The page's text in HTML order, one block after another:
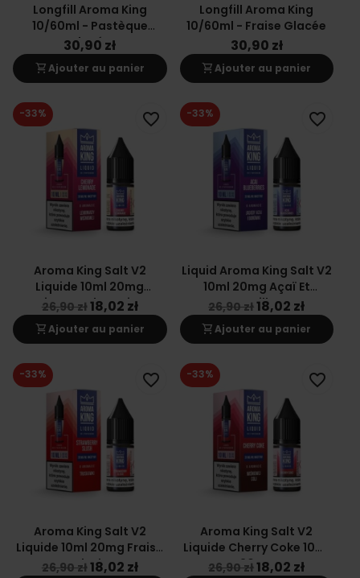
Longfill Aroma King
10/60ml - Pastèque
Glacée
30,90 zł
shopping_cartAjouter au panier
Longfill Aroma King
10/60ml - Fraise Glacée
30,90 zł
shopping_cartAjouter au panier
Aroma King Salt V2
Liquide 10ml 20mg
Citronnade Cerise
26,90 zł18,02 zł
shopping_cartAjouter au panier
-33% favorite_border
Liquid Aroma King Salt V2
10ml 20mg Açaï Et
Myrtilles
26,90 zł18,02 zł
shopping_cartAjouter au panier
-33% favorite_border
Aroma King Salt V2
Liquide 10ml 20mg Fraise
Slush
26,90 zł18,02 zł
-33% favorite_border
Aroma King Salt V2
Liquide Cherry Coke 10ml
20mg
26,90 zł18,02 zł
-33% favorite_border